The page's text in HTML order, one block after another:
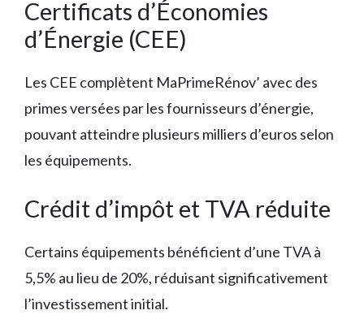
Certificats d’Économies
d’Énergie (CEE)
Les CEE complètent MaPrimeRénov’ avec des
primes versées par les fournisseurs d’énergie,
pouvant atteindre plusieurs milliers d’euros selon
les équipements.
Crédit d’impôt et TVA réduite
Certains équipements bénéficient d’une TVA à
5,5% au lieu de 20%, réduisant significativement
l’investissement initial.